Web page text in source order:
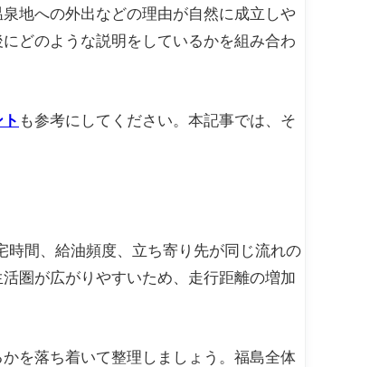
地への外出などの理由が自然に成立しや
どのような説明をしているかを組み合わ
も参考にしてください。本記事では、そ
間、給油頻度、立ち寄り先が同じ流れの
圏が広がりやすいため、走行距離の増加
を落ち着いて整理しましょう。福島全体